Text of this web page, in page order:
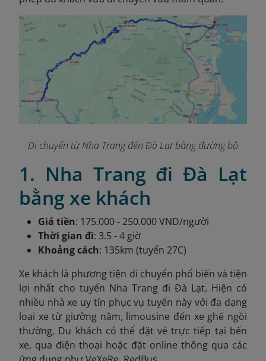
Di chuyển từ Nha Trang đến Đà Lạt bằng đường bộ
1. Nha Trang đi Đà Lạt
bằng xe khách
Giá tiền: 175.000 - 250.000 VND/người
Thời gian đi: 3.5 - 4 giờ
Khoảng cách: 135km (tuyến 27C)
Xe khách là phương tiện di chuyển phổ biến và tiện
lợi nhất cho tuyến Nha Trang đi Đà Lạt. Hiện có
nhiều nhà xe uy tín phục vụ tuyến này với đa dạng
loại xe từ giường nằm, limousine đến xe ghế ngồi
thường. Du khách có thể đặt vé trực tiếp tại bến
xe, qua điện thoại hoặc đặt online thông qua các